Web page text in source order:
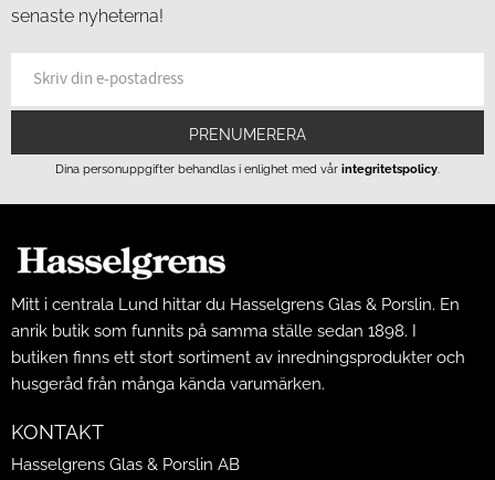
senaste nyheterna!
PRENUMERERA
Dina personuppgifter behandlas i enlighet med vår integritetspolicy.
Mitt i centrala Lund hittar du Hasselgrens Glas & Porslin. En
anrik butik som funnits på samma ställe sedan 1898. I
butiken finns ett stort sortiment av inredningsprodukter och
husgeråd från många kända varumärken.
KONTAKT
Hasselgrens Glas & Porslin AB